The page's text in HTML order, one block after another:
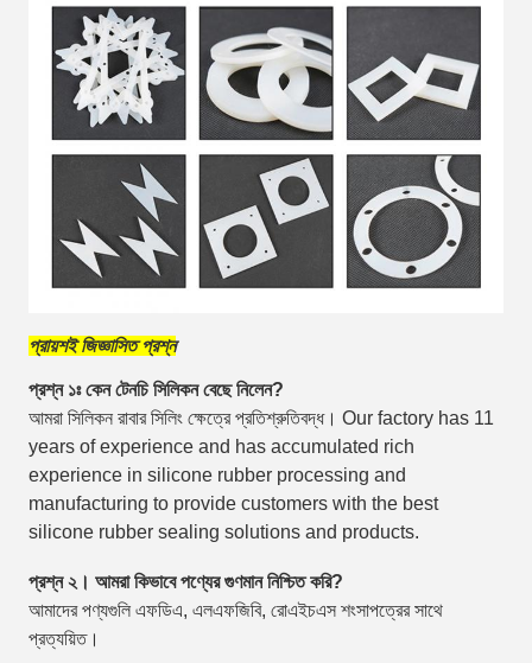
প্রায়শই জিজ্ঞাসিত প্রশ্ন
প্রশ্ন ১ঃ কেন টেনচি সিলিকন বেছে নিলেন?
আমরা সিলিকন রাবার সিলিং ক্ষেত্রে প্রতিশ্রুতিবদ্ধ। Our factory has 11
years of experience and has accumulated rich
experience in silicone rubber processing and
manufacturing to provide customers with the best
silicone rubber sealing solutions and products.
প্রশ্ন ২। আমরা কিভাবে পণ্যের গুণমান নিশ্চিত করি?
আমাদের পণ্যগুলি এফডিএ, এলএফজিবি, রোএইচএস শংসাপত্রের সাথে
প্রত্যয়িত।